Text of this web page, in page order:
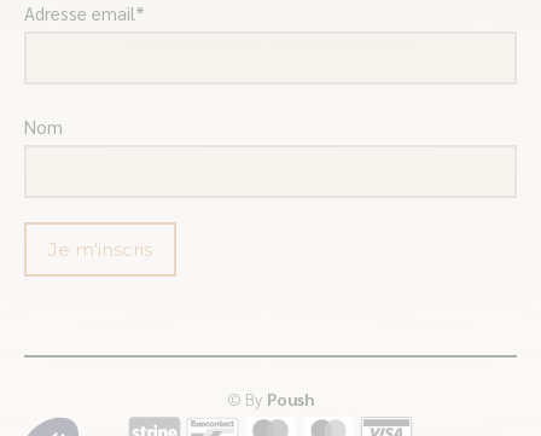
Adresse email*
Nom
© By Poush